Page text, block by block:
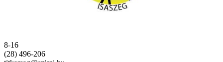
8-16
(28) 496-206